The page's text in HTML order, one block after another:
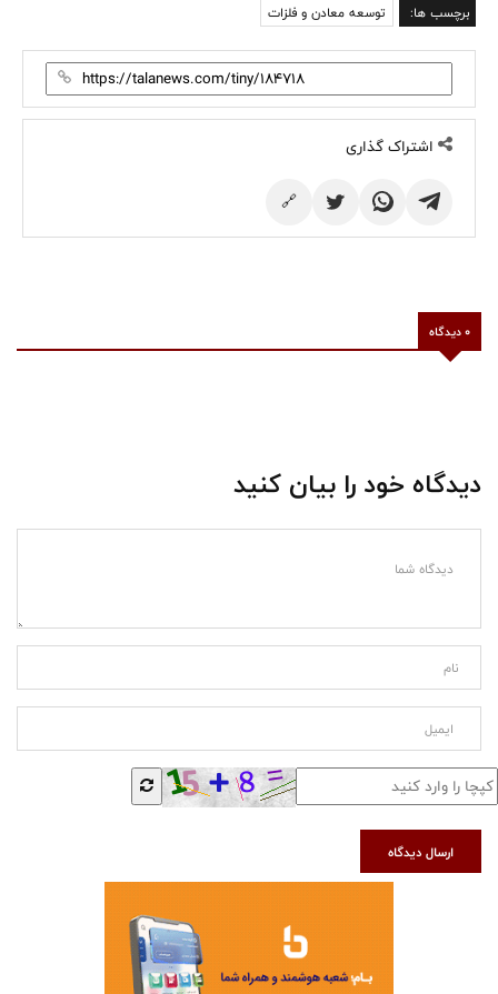
برچسب ها: توسعه معادن و فلزات
اشتراک گذاری
🔗
0 دیدگاه
دیدگاه خود را بیان کنید
ارسال دیدگاه